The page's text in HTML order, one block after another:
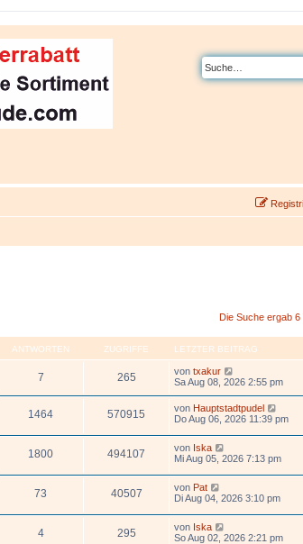
Die Suche ergab 6
ANTWORTEN ZUGRIFFE LETZTER BEITRAG
7 265 von txakur
Sa Aug 08, 2026 2:55 pm
1464 570915 von Hauptstadtpudel
Do Aug 06, 2026 11:39 pm
1800 494107 von Iska
Mi Aug 05, 2026 7:13 pm
73 40507 von Pat
Di Aug 04, 2026 3:10 pm
4 295 von Iska
So Aug 02, 2026 2:21 pm